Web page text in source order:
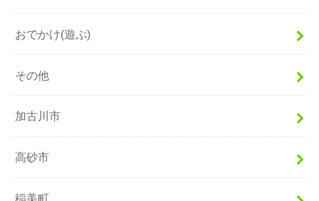
おでかけ(遊ぶ)
その他
加古川市
高砂市
稲美町